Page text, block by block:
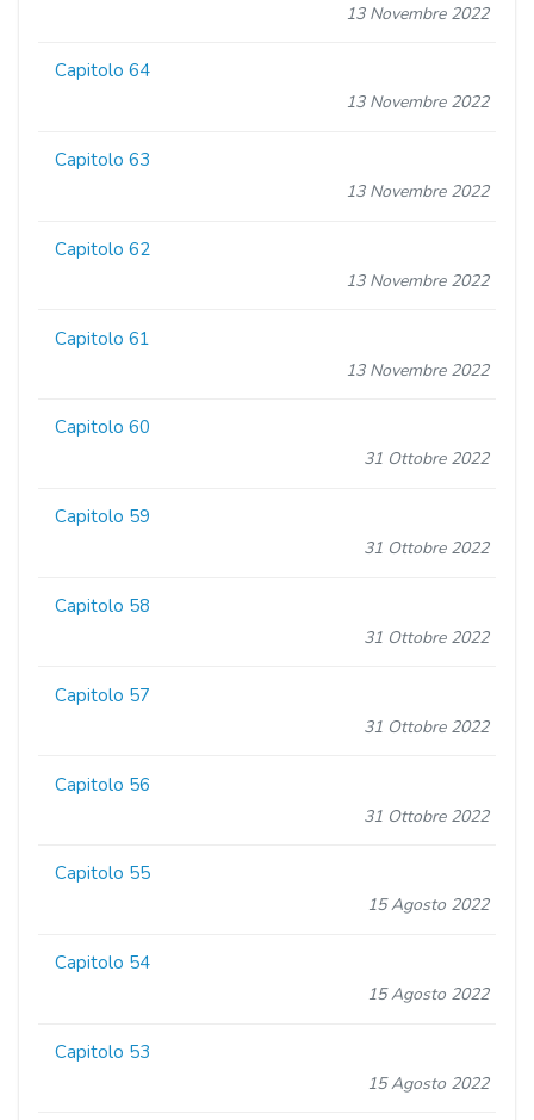
13 Novembre 2022
Capitolo 64
13 Novembre 2022
Capitolo 63
13 Novembre 2022
Capitolo 62
13 Novembre 2022
Capitolo 61
13 Novembre 2022
Capitolo 60
31 Ottobre 2022
Capitolo 59
31 Ottobre 2022
Capitolo 58
31 Ottobre 2022
Capitolo 57
31 Ottobre 2022
Capitolo 56
31 Ottobre 2022
Capitolo 55
15 Agosto 2022
Capitolo 54
15 Agosto 2022
Capitolo 53
15 Agosto 2022